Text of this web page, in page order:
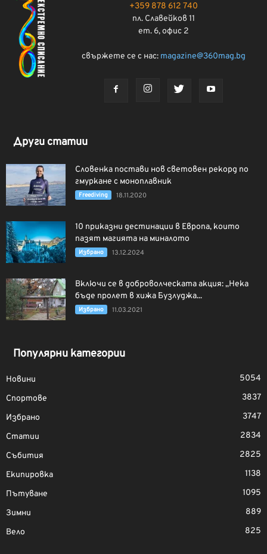
+359 878 612 740
пл. Славейков 11
ет. 6, офис 2
свържете се с нас: magazine@360mag.bg
Други статии
Словенка постави нов световен рекорд по
гмуркане с моноплавник
Freediving 18.11.2020
10 приказни дестинации в Европа, които
пазят магията на миналото
Избрано 13.12.2024
Включи се в доброволческата акция: „Нека
бъде пролет в хижа Бузлуджа...
Избрано 11.03.2021
Популярни категории
Новини
5054
Спортове
3837
Избрано
3747
Статии
2834
Събития
2825
Екипировка
1138
Пътуване
1095
Зимни
889
Вело
825